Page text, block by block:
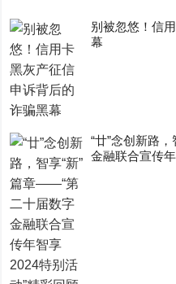
别被忽悠！信
幕
“廿”念创新路
金融联合宣传